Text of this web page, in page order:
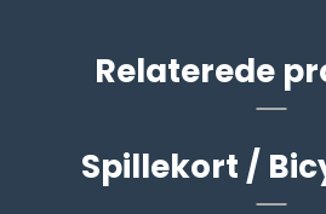
Relaterede
Spillekort /